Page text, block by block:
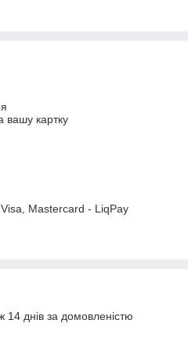
вашу картку
Mastercard - LiqPay
днів за домовленістю